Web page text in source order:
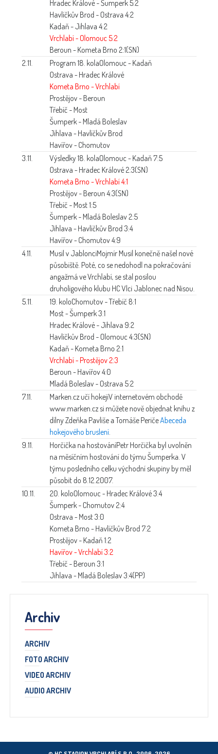
Hradec Králové - Šumperk 5:2
Havlíčkův Brod - Ostrava 4:2
Kadaň - Jihlava 4:2
Vrchlabí - Olomouc 5:2
Beroun - Kometa Brno 2:1(SN)
2.11.
Program 18. kolaOlomouc - Kadaň
Ostrava - Hradec Králové
Kometa Brno - Vrchlabí
Prostějov - Beroun
Třebíč - Most
Šumperk - Mladá Boleslav
Jihlava - Havlíčkův Brod
Havířov - Chomutov
3.11.
Výsledky 18. kolaOlomouc - Kadaň 7:5
Ostrava - Hradec Králové 2:3(SN)
Kometa Brno - Vrchlabí 4:1
Prostějov - Beroun 4:3(SN)
Třebíč - Most 1:5
Šumperk - Mladá Boleslav 2:5
Jihlava - Havlíčkův Brod 3:4
Havířov - Chomutov 4:9
4.11.
Musil v JablonciMojmír Musil konečně našel nové
působiště. Poté, co se nedohodl na pokračování
angažmá ve Vrchlabí, se stal posilou
druholigového klubu HC Vlci Jablonec nad Nisou.
5.11.
19. koloChomutov - Třebíč 8:1
Most - Šumperk 3:1
Hradec Králové - Jihlava 9:2
Havlíčkův Brod - Olomouc 4:3(SN)
Kadaň - Kometa Brno 2:1
Vrchlabí - Prostějov 2:3
Beroun - Havířov 4:0
Mladá Boleslav - Ostrava 5:2
7.11.
Marken.cz učí hokejiV internetovém obchodě
www.marken.cz si můžete nově objednat knihu z
dílny Zdeňka Pavliše a Tomáše PeričeAbeceda
hokejového bruslení
9.11.
Horčička na hostováníPetr Horčička byl uvolněn
na měsíčním hostování do týmu Šumperka. V
týmu posledního celku východní skupiny by měl
působit do 8.12.2007.
10.11.
20. koloOlomouc - Hradec Králové 3:4
Šumperk - Chomutov 2:4
Ostrava - Most 3:0
Kometa Brno - Havlíčkův Brod 7:2
Prostějov - Kadaň 1:2
Havířov - Vrchlabí 3:2
Třebíč - Beroun 3:1
Jihlava - Mladá Boleslav 3:4(PP)
Archiv
ARCHIV
FOTO ARCHIV
VIDEO ARCHIV
AUDIO ARCHIV